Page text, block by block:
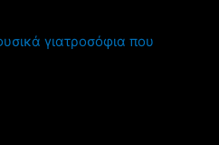
γιατροσόφια που